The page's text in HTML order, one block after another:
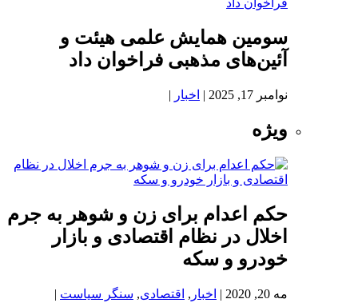
سومین همایش علمی هیئت و
آئین‌های مذهبی فراخوان داد
نوامبر 17, 2025 | اخبار |
ویژه
حکم اعدام برای زن و شوهر به جرم
اخلال در نظام اقتصادی و بازار
خودرو و سکه
مه 20, 2020 | اخبار , اقتصادی, سنگر سیاست |